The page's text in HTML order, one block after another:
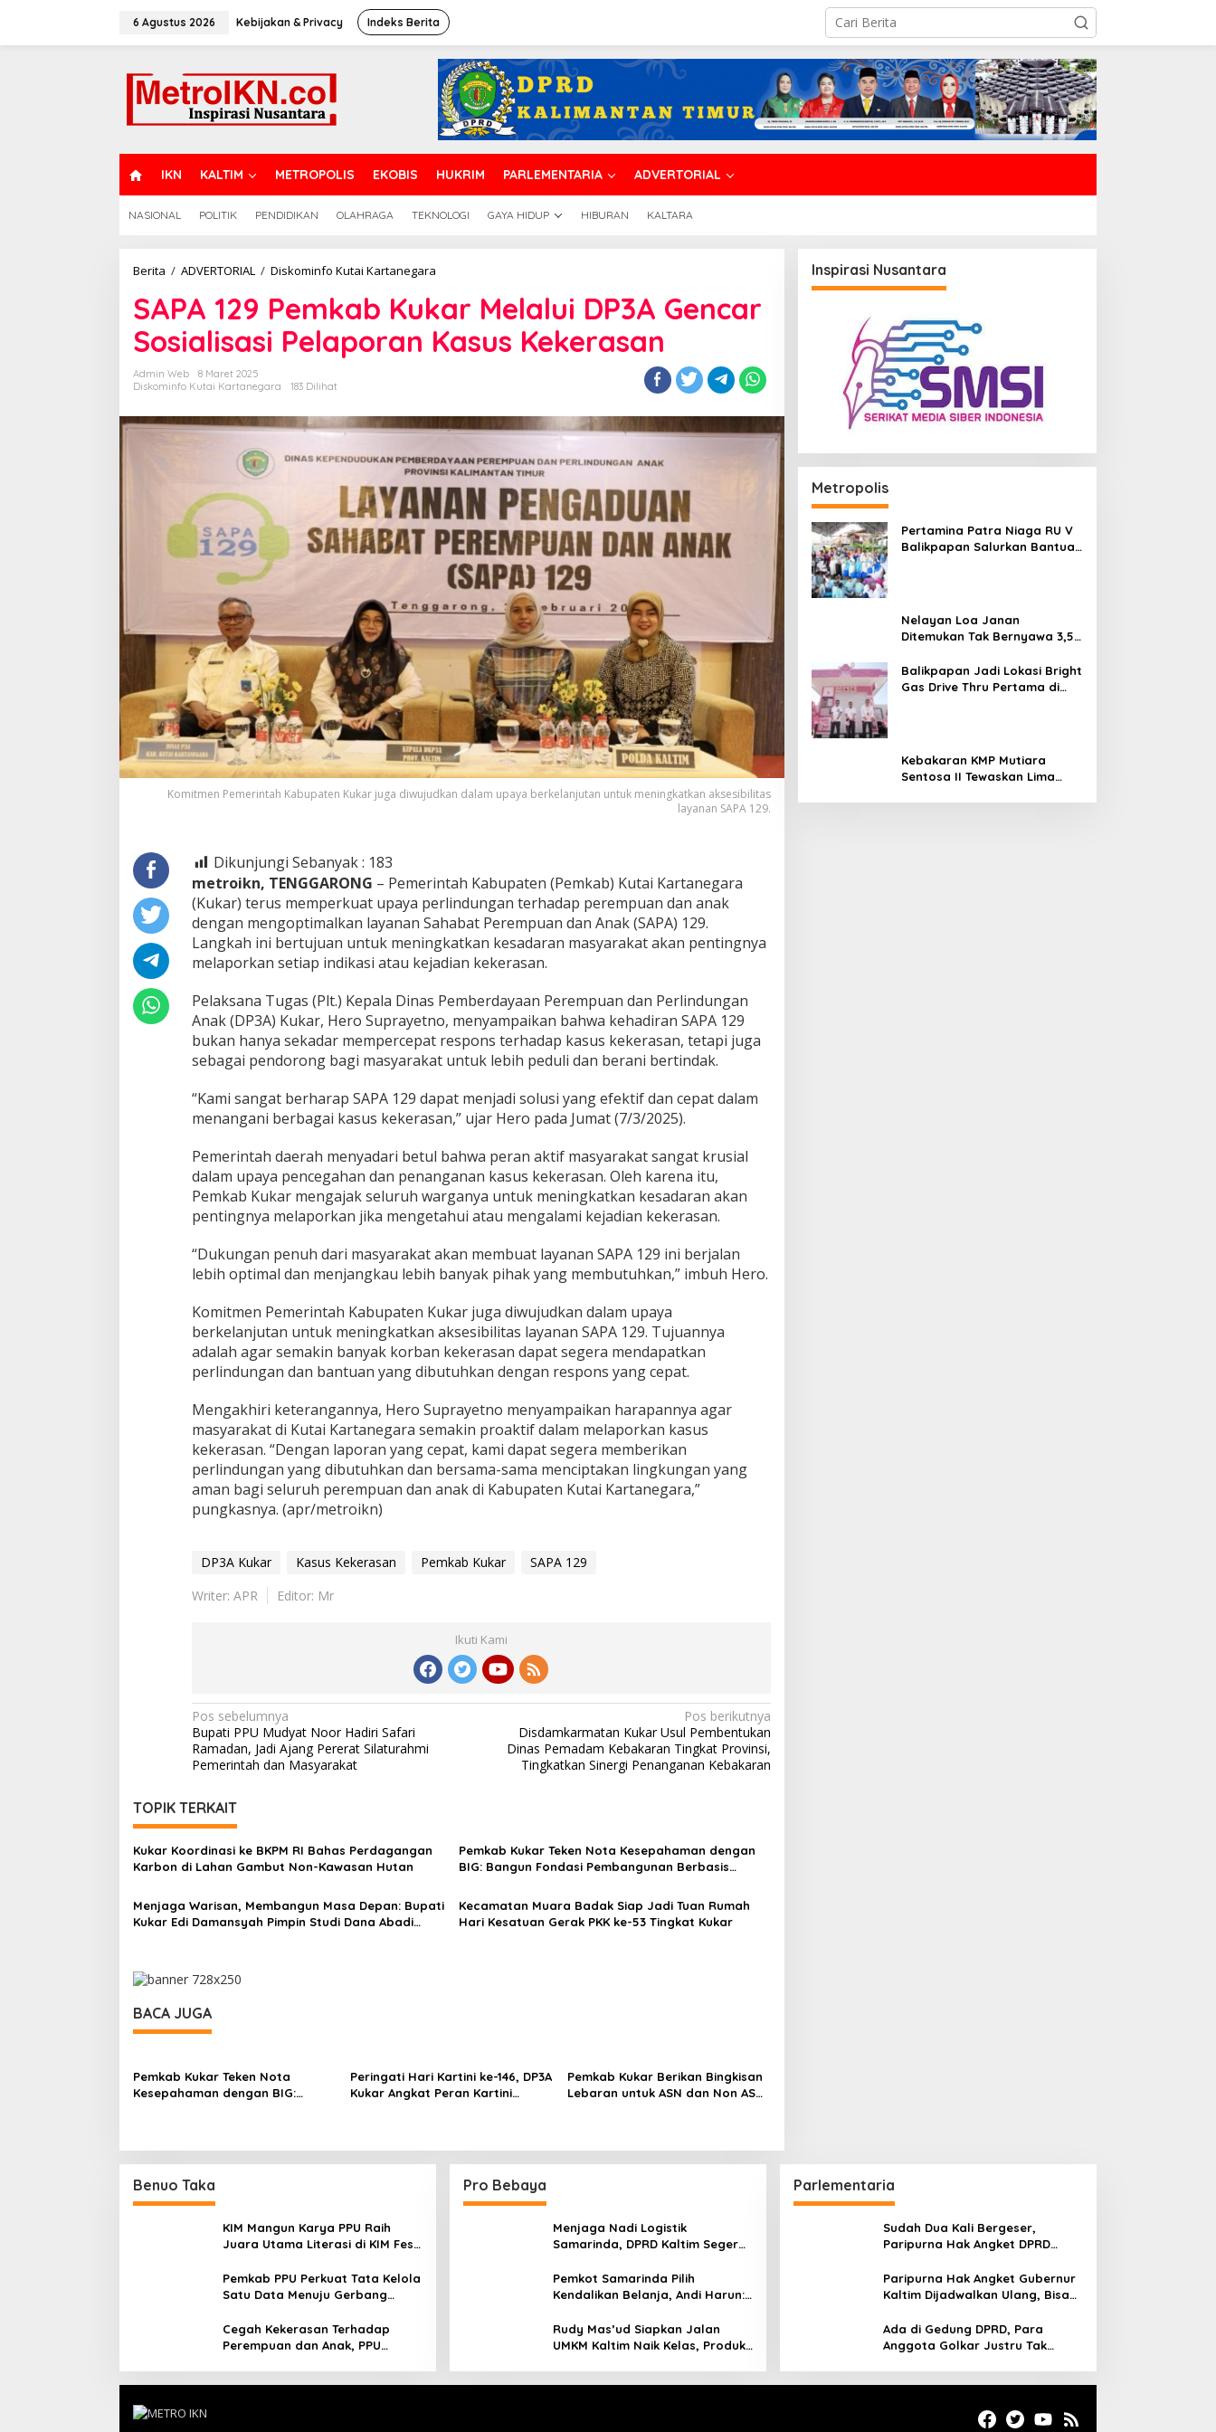
6 Agustus 2026 Kebijakan & Privacy Indeks Berita
O
M
IKN KALTIM METROPOLIS EKOBIS HUKRIM PARLEMENTARIA ADVERTORIAL
NASIONAL POLITIK PENDIDIKAN OLAHRAGA TEKNOLOGI GAYA HIDUP HIBURAN KALTARA
Berita / ADVERTORIAL / Diskominfo Kutai Kartanegara
Pemkab
Kukar
Melalui
DP3A
Kasus
Kekerasan
SAPA 129 Pemkab Kukar Melalui DP3A Gencar
Sosialisasi Pelaporan Kasus Kekerasan
Admin Web
8 Maret 2025
Diskominfo Kutai Kartanegara
183 Dilihat
Komitmen Pemerintah Kabupaten Kukar juga diwujudkan dalam upaya berkelanjutan untuk meningkatkan aksesibilitas
layanan SAPA 129.
Dikunjungi Sebanyak : 183
metroikn, TENGGARONG – Pemerintah Kabupaten (Pemkab) Kutai Kartanegara
(Kukar) terus memperkuat upaya perlindungan terhadap perempuan dan anak
dengan mengoptimalkan layanan Sahabat Perempuan dan Anak (SAPA) 129.
Langkah ini bertujuan untuk meningkatkan kesadaran masyarakat akan pentingnya
melaporkan setiap indikasi atau kejadian kekerasan.
Pelaksana Tugas (Plt.) Kepala Dinas Pemberdayaan Perempuan dan Perlindungan
Anak (DP3A) Kukar, Hero Suprayetno, menyampaikan bahwa kehadiran SAPA 129
bukan hanya sekadar mempercepat respons terhadap kasus kekerasan, tetapi juga
sebagai pendorong bagi masyarakat untuk lebih peduli dan berani bertindak.
“Kami sangat berharap SAPA 129 dapat menjadi solusi yang efektif dan cepat dalam
menangani berbagai kasus kekerasan,” ujar Hero pada Jumat (7/3/2025).
Pemerintah daerah menyadari betul bahwa peran aktif masyarakat sangat krusial
dalam upaya pencegahan dan penanganan kasus kekerasan. Oleh karena itu,
Pemkab Kukar mengajak seluruh warganya untuk meningkatkan kesadaran akan
pentingnya melaporkan jika mengetahui atau mengalami kejadian kekerasan.
“Dukungan penuh dari masyarakat akan membuat layanan SAPA 129 ini berjalan
lebih optimal dan menjangkau lebih banyak pihak yang membutuhkan,” imbuh Hero.
Komitmen Pemerintah Kabupaten Kukar juga diwujudkan dalam upaya
berkelanjutan untuk meningkatkan aksesibilitas layanan SAPA 129. Tujuannya
adalah agar semakin banyak korban kekerasan dapat segera mendapatkan
perlindungan dan bantuan yang dibutuhkan dengan respons yang cepat.
Mengakhiri keterangannya, Hero Suprayetno menyampaikan harapannya agar
masyarakat di Kutai Kartanegara semakin proaktif dalam melaporkan kasus
kekerasan. “Dengan laporan yang cepat, kami dapat segera memberikan
perlindungan yang dibutuhkan dan bersama-sama menciptakan lingkungan yang
aman bagi seluruh perempuan dan anak di Kabupaten Kutai Kartanegara,”
pungkasnya. (apr/metroikn)
DP3A Kukar Kasus Kekerasan Pemkab Kukar
SAPA 129
Writer: APR
Editor: Mr
Ikuti Kami
Navigasi
pos
Pos sebelumnya
Bupati PPU Mudyat Noor Hadiri Safari
Ramadan, Jadi Ajang Pererat Silaturahmi
Pemerintah dan Masyarakat
Pos berikutnya
Disdamkarmatan Kukar Usul Pembentukan
Dinas Pemadam Kebakaran Tingkat Provinsi,
Tingkatkan Sinergi Penanganan Kebakaran
TOPIK TERKAIT
Kukar Koordinasi ke BKPM RI Bahas Perdagangan
Karbon di Lahan Gambut Non-Kawasan Hutan
Pemkab Kukar Teken Nota Kesepahaman dengan
BIG: Bangun Fondasi Pembangunan Berbasis
Menjaga Warisan, Membangun Masa Depan: Bupati
Kukar Edi Damansyah Pimpin Studi Dana Abadi
Kecamatan Muara Badak Siap Jadi Tuan Rumah
Hari Kesatuan Gerak PKK ke-53 Tingkat Kukar
BACA JUGA
Pemkab Kukar Teken Nota
Kesepahaman dengan BIG:
Peringati Hari Kartini ke-146, DP3A
Kukar Angkat Peran Kartini
Pemkab Kukar Berikan Bingkisan
Lebaran untuk ASN dan Non ASN
Inspirasi Nusantara
Metropolis
Pertamina Patra Niaga RU V
Balikpapan Salurkan Bantuan
Nelayan Loa Janan
Ditemukan Tak Bernyawa 3,5
Kejadian di Sungai Mahakam
Balikpapan Jadi Lokasi Bright
Gas Drive Thru Pertama di
Kebakaran KMP Mutiara
Sentosa II Tewaskan Lima
Benuo Taka
KIM Mangun Karya PPU Raih
Juara Utama Literasi di KIM Fest
Panggung Nasional
Pemkab PPU Perkuat Tata Kelola
Satu Data Menuju Gerbang
Cegah Kekerasan Terhadap
Perempuan dan Anak, PPU
Pro Bebaya
Menjaga Nadi Logistik
Samarinda, DPRD Kaltim Segera
Pemkot Samarinda Pilih
Kendalikan Belanja, Andi Harun:
daripada Berutang
Rudy Mas’ud Siapkan Jalan
UMKM Kaltim Naik Kelas, Produk
Parlementaria
Sudah Dua Kali Bergeser,
Paripurna Hak Angket DPRD
Paripurna Hak Angket Gubernur
Kaltim Dijadwalkan Ulang, Bisa
Ada di Gedung DPRD, Para
Anggota Golkar Justru Tak